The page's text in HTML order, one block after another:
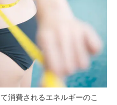
消費されるエネルギーのこ